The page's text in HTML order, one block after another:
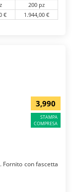
200 pz
€ 1.944,00 €
3,990
STAMPA
COMPRESA
con fascetta